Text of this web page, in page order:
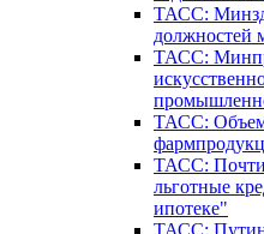
ТАСС:
должностей
ТАСС:
ТАСС: Объем
ТАСС: Почти
льготные
ипотеке"
ТАСС: Путин